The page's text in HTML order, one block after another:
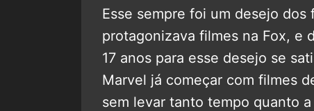
Esse sempre foi um desejo
protagonizava filmes na Fox, e
17 anos para esse desejo se
Marvel já começar com filmes
sem levar tanto tempo quanto